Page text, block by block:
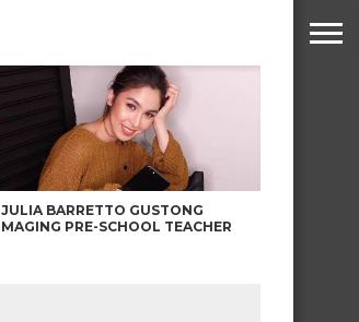
JULIA BARRETTO GUSTONG
MAGING PRE-SCHOOL TEACHER